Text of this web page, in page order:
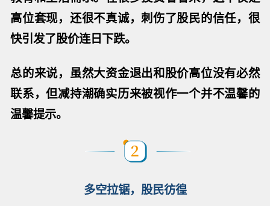
高位套现，还很不真诚，刺伤了股民的信任，很
快引发了股价连日下跌。
总的来说， 虽然大资金退出和股价高位没有必然
联系，但减持潮确实历来被视作一个并不温馨的
温馨提示。
多空拉锯，股民彷徨